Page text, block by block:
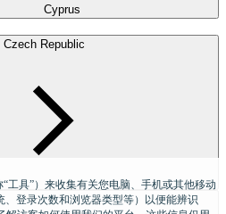
Cyprus
Czech Republic
“工具”）来收集有关您电脑、手机或其他移动
登录次数和浏览器类型等）以便能辨识